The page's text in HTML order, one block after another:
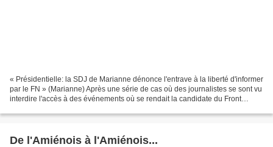
« Présidentielle: la SDJ de Marianne dénonce l'entrave à la liberté d'informer
par le FN » (Marianne) Après une série de cas où des journalistes se sont vu
interdire l'accès à des événements où se rendait la candidate du Front
De l'Amiénois à l'Amiénois...